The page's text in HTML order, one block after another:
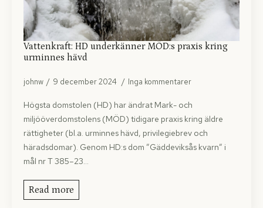
Vattenkraft: HD underkänner MÖD:s praxis kring
urminnes hävd
johnw 9 december 2024 Inga kommentarer
Högsta domstolen (HD) har ändrat Mark- och
miljööverdomstolens (MÖD) tidigare praxis kring äldre
rättigheter (bl.a. urminnes hävd, privilegiebrev och
häradsdomar). Genom HD:s dom ”Gäddeviksås kvarn” i
mål nr T 385–23…
Read more